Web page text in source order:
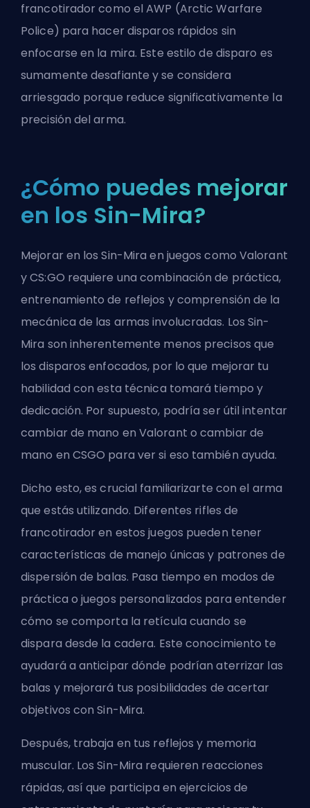
francotirador como el AWP (Arctic Warfare
Police) para hacer disparos rápidos sin
enfocarse en la mira. Este estilo de disparo es
sumamente desafiante y se considera
arriesgado porque reduce significativamente la
precisión del arma.
¿Cómo puedes mejorar
en los Sin-Mira?
Mejorar en los Sin-Mira en juegos como Valorant
y CS:GO requiere una combinación de práctica,
entrenamiento de reflejos y comprensión de la
mecánica de las armas involucradas. Los Sin-
Mira son inherentemente menos precisos que
los disparos enfocados, por lo que mejorar tu
habilidad con esta técnica tomará tiempo y
dedicación. Por supuesto, podría ser útil intentar
cambiar de mano en Valorant ocambiar de
mano en CSGO para ver si eso también ayuda.
Dicho esto, es crucial familiarizarte con el arma
que estás utilizando. Diferentes rifles de
francotirador en estos juegos pueden tener
características de manejo únicas y patrones de
dispersión de balas. Pasa tiempo en modos de
práctica o juegos personalizados para entender
cómo se comporta la retícula cuando se
dispara desde la cadera. Este conocimiento te
ayudará a anticipar dónde podrían aterrizar las
balas y mejorará tus posibilidades de acertar
objetivos con Sin-Mira.
Después, trabaja en tus reflejos y memoria
muscular. Los Sin-Mira requieren reacciones
rápidas, así que participa en ejercicios de